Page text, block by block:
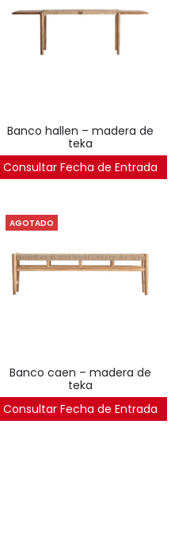
banco hallen – madera de
teka
699€
Consultar Fecha de Entrada
AGOTADO
banco caen – madera de
teka
532€
Consultar Fecha de Entrada